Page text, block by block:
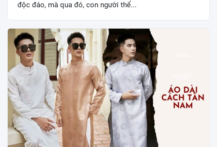
độc đáo, mà qua đó, con người thể...